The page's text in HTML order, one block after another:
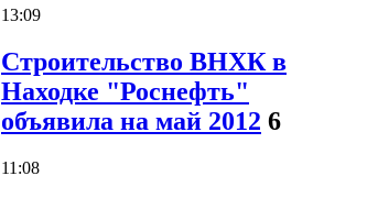
13:09
Строительство ВНХК в
Находке "Роснефть"
объявила на май 2012 6
11:08